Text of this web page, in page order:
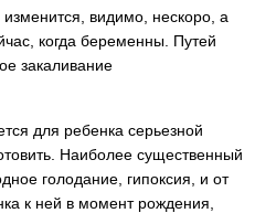
видимо, нескоро, а
когда беременны. Путей
закаливание
для ребенка серьезной
Наиболее существенный
голодание, гипоксия, и от
к ней в момент рождения,